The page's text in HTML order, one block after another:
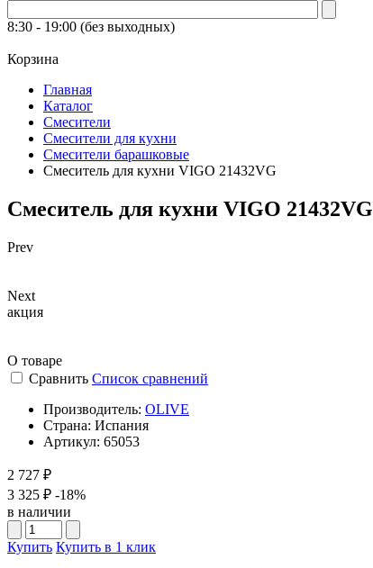
8:30 - 19:00 (без выходных)
Корзина
Главная
Каталог
Смесители
Смесители для кухни
Смесители барашковые
Смеситель для кухни VIGO 21432VG
Смеситель для кухни VIGO 21432VG
Prev
Next
акция
О товаре
Сравнить Список сравнений
Производитель: OLIVE
Страна: Испания
Артикул: 65053
2 727 ₽
3 325 ₽ -18%
в наличии
Купить Купить в 1 клик